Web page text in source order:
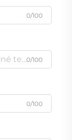
0/100
0/100
0/100